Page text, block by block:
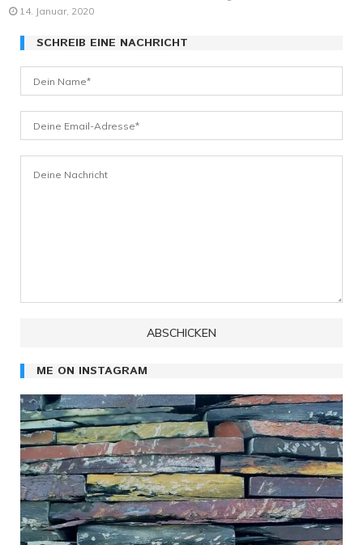
14. Januar, 2020
SCHREIB EINE NACHRICHT
ME ON INSTAGRAM